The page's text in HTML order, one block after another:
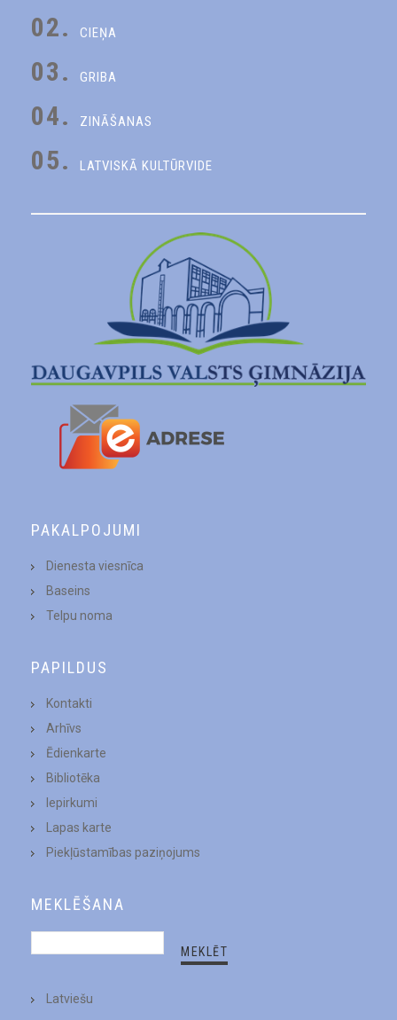
02. CIEŅA
03. GRIBA
04. ZINĀŠANAS
05. LATVISKĀ KULTŪRVIDE
PAKALPOJUMI
Dienesta viesnīca
Baseins
Telpu noma
PAPILDUS
Kontakti
Arhīvs
Ēdienkarte
Bibliotēka
Iepirkumi
Lapas karte
Piekļūstamības paziņojums
MEKLĒŠANA
Latviešu